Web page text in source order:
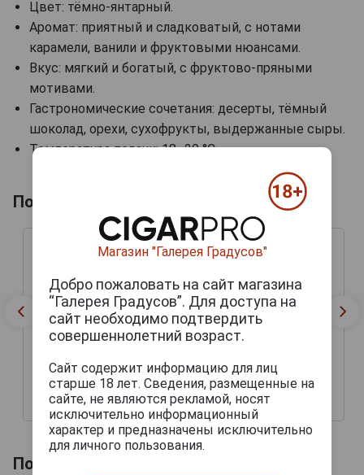
Цвет: тёмно-янтарный.
Аромат: приятный и сладковатый, с нотами
карамели, ванили и фруктовыми нюансами.
Вкус: мягкий и богатый, с фруктово-пряными
мотивами.
Гастрономические сочетания: десерты, тёмный
шоколад, орехи, сухофрукты, выдержанные сыры.
Температура подачи: 18–20 °С.
Похожие коньяки по выдержка лет
21 990 руб. 926 руб.
Похожие коньяки по году производства
Магазин "Галерея Градусов"
Добро пожаловать на сайт магазина
“Галерея Градусов”. Для доступа на
сайт необходимо подтвердить
совершеннолетний возраст.
Сайт содержит информацию для лиц
старше 18 лет. Сведения, размещенные на
сайте, не являются рекламой, носят
исключительно информационный
характер и предназначены исключительно
для личного пользования.